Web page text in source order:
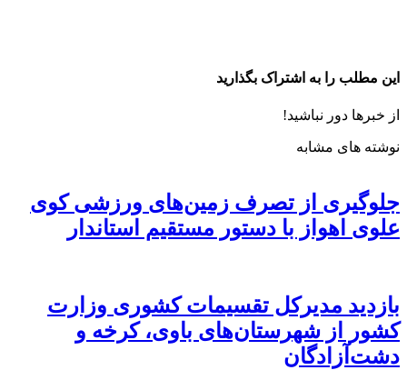
این مطلب را به اشتراک بگذارید
از خبرها دور نباشید!
نوشته های مشابه
جلوگیری از تصرف زمین‌های ورزشی کوی
علوی اهواز با دستور مستقیم استاندار
بازدید مدیرکل تقسیمات کشوری وزارت
کشور از شهرستان‌های باوی، کرخه و
دشت‌آزادگان